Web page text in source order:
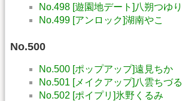
No.498 [遊園地デート]八朔つゆり
No.499 [アンロック]湖南やこ
No.500
No.500 [ポップアップ]遠見ちか
No.501 [メイクアップ]八雲ちづる
No.502 [ポイプリ]氷野くるみ